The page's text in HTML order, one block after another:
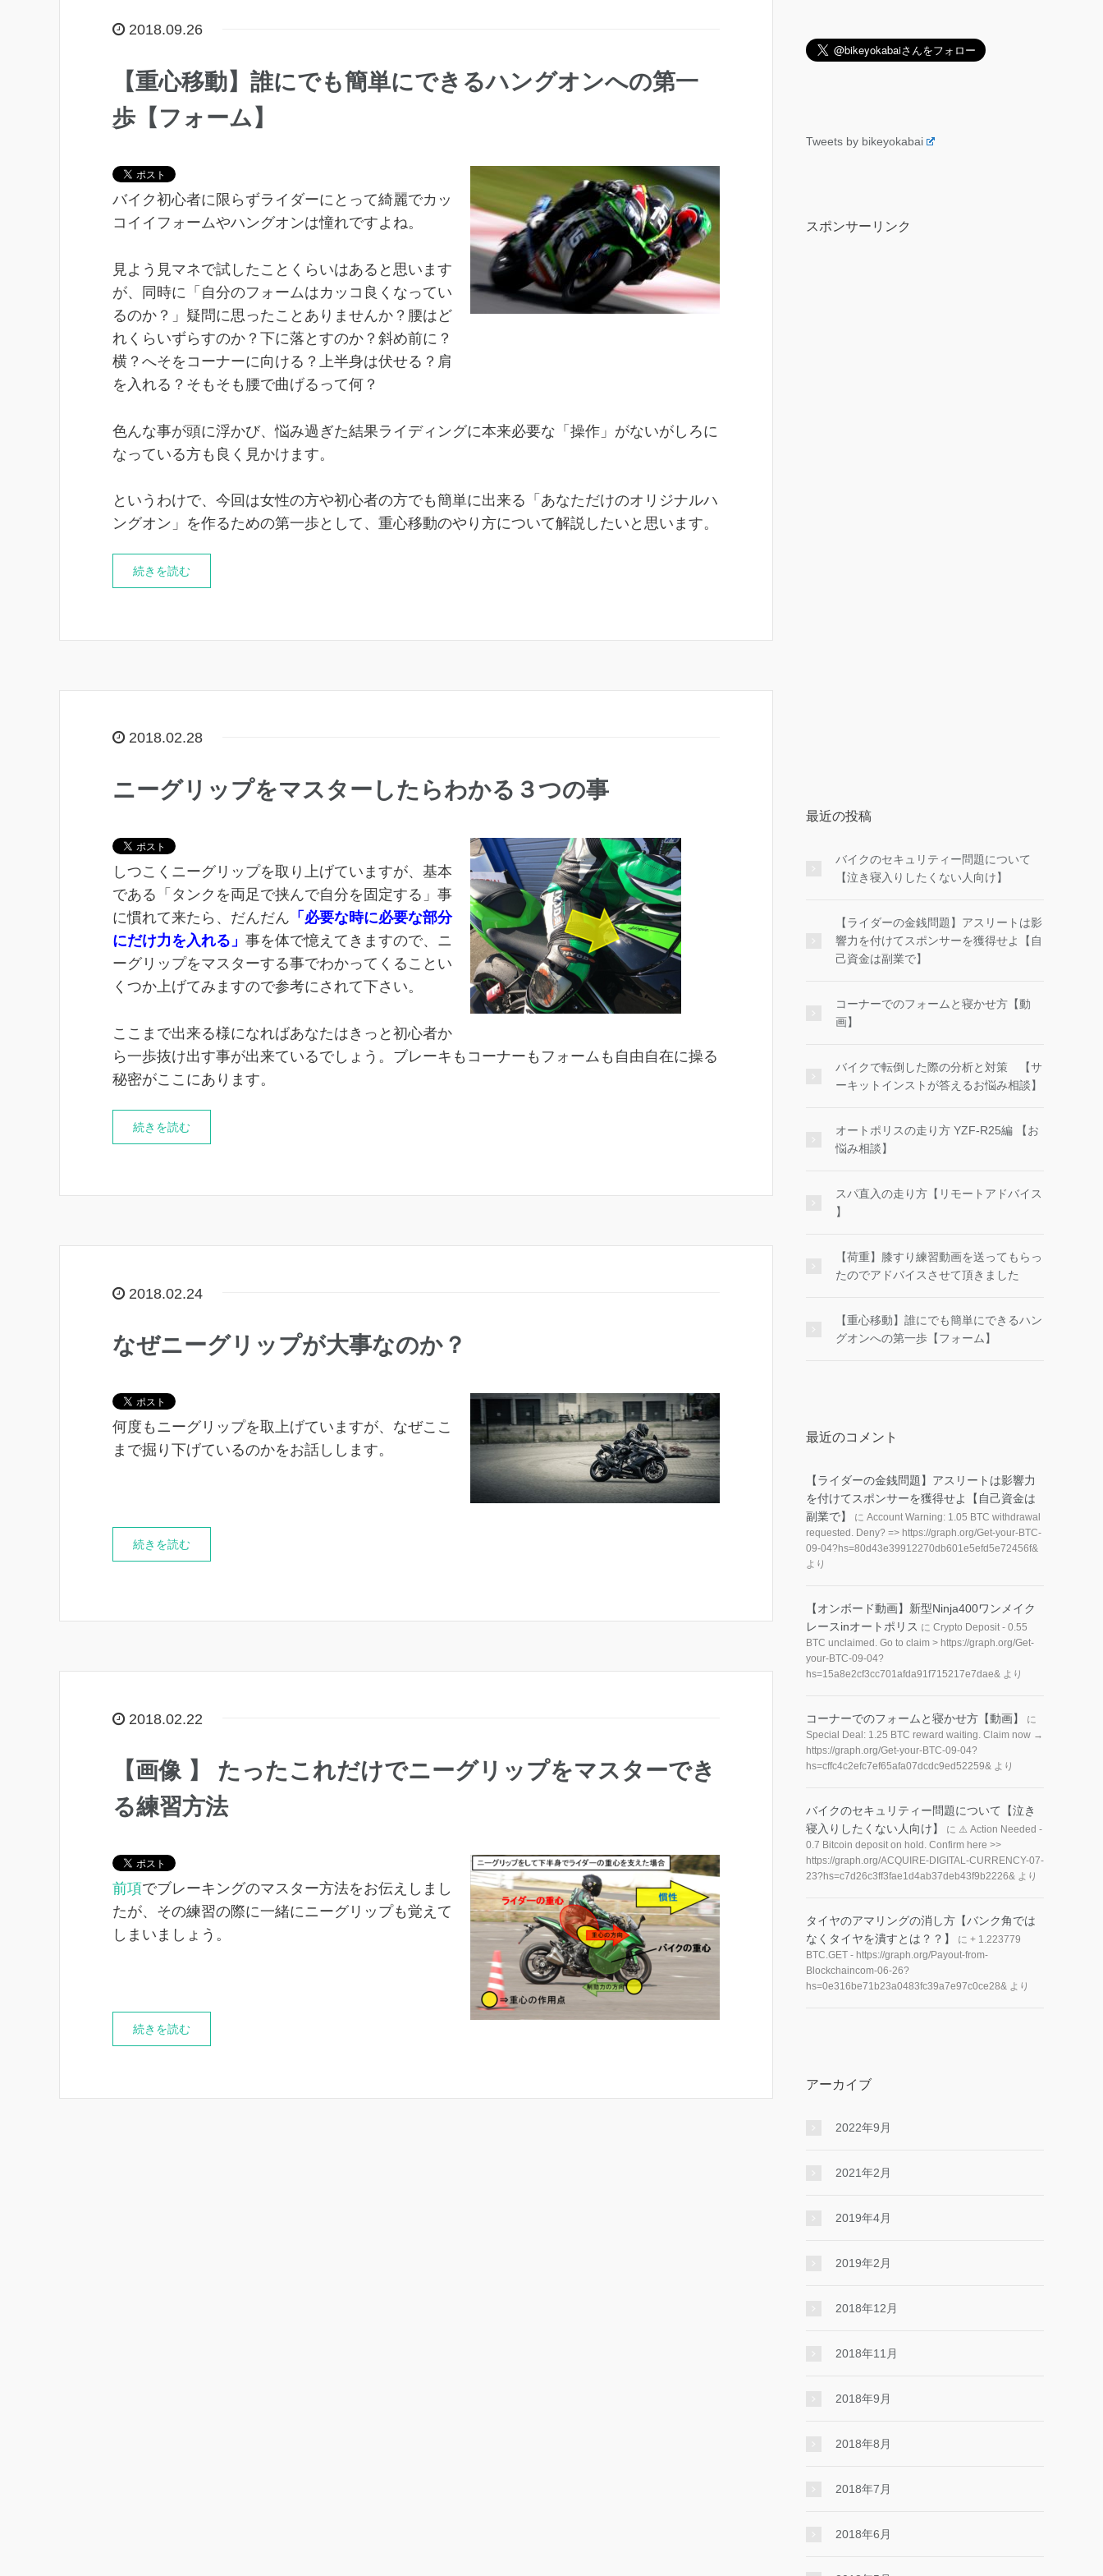
2018.09.26
【重心移動】誰にでも簡単にできるハングオンへの第一
歩【フォーム】
バイク初心者に限らずライダーにとって綺麗でカッ
コイイフォームやハングオンは憧れですよね。
見よう見マネで試したことくらいはあると思います
が、同時に「自分のフォームはカッコ良くなってい
るのか？」疑問に思ったことありませんか？腰はど
れくらいずらすのか？下に落とすのか？斜め前に？
横？へそをコーナーに向ける？上半身は伏せる？肩
を入れる？そもそも腰で曲げるって何？
色んな事が頭に浮かび、悩み過ぎた結果ライディングに本来必要な「操作」がないがしろに
なっている方も良く見かけます。
というわけで、今回は女性の方や初心者の方でも簡単に出来る「あなただけのオリジナルハ
ングオン」を作るための第一歩として、重心移動のやり方について解説したいと思います。
続きを読む
2018.02.28
ニーグリップをマスターしたらわかる３つの事
しつこくニーグリップを取り上げていますが、基本
である「タンクを両足で挟んで自分を固定する」事
に慣れて来たら、だんだん 「必要な時に必要な部分
にだけ力を入れる」 事を体で憶えてきますので、ニ
ーグリップをマスターする事でわかってくることい
くつか上げてみますので参考にされて下さい。
ここまで出来る様になればあなたはきっと初心者か
ら一歩抜け出す事が出来ているでしょう。ブレーキもコーナーもフォームも自由自在に操る
秘密がここにあります。
続きを読む
2018.02.24
なぜニーグリップが大事なのか？
何度もニーグリップを取上げていますが、なぜここ
まで掘り下げているのかをお話しします。
続きを読む
2018.02.22
【画像 】 たったこれだけでニーグリップをマスターでき
る練習方法
前項でブレーキングのマスター方法をお伝えしまし
たが、その練習の際に一緒にニーグリップも覚えて
しまいましょう。
続きを読む
Tweets by bikeyokabai
スポンサーリンク
最近の投稿
バイクのセキュリティー問題について
【泣き寝入りしたくない人向け】
【ライダーの金銭問題】アスリートは影
響力を付けてスポンサーを獲得せよ【自
己資金は副業で】
コーナーでのフォームと寝かせ方【動
画】
バイクで転倒した際の分析と対策 【サ
ーキットインストが答えるお悩み相談】
オートポリスの走り方 YZF-R25編 【お
悩み相談】
スパ直入の走り方【リモートアドバイス
】
【荷重】膝すり練習動画を送ってもらっ
たのでアドバイスさせて頂きました
【重心移動】誰にでも簡単にできるハン
グオンへの第一歩【フォーム】
最近のコメント
【ライダーの金銭問題】アスリートは影響力
を付けてスポンサーを獲得せよ【自己資金は
副業で】
に Account Warning: 1.05 BTC withdrawal
requested. Deny? => https://graph.org/Get-your-BTC-
09-04?hs=80d43e39912270db601e5efd5e72456f&
より
【オンボード動画】新型Ninja400ワンメイク
レースinオートポリス に Crypto Deposit - 0.55
BTC unclaimed. Go to claim > https://graph.org/Get-
your-BTC-09-04?
hs=15a8e2cf3cc701afda91f715217e7dae& より
コーナーでのフォームと寝かせ方【動画】
に
Special Deal: 1.25 BTC reward waiting. Claim now →
https://graph.org/Get-your-BTC-09-04?
hs=cffc4c2efc7ef65afa07dcdc9ed52259& より
バイクのセキュリティー問題について【泣き
寝入りしたくない人向け】
に ⚠️ Action Needed -
0.7 Bitcoin deposit on hold. Confirm here >>
https://graph.org/ACQUIRE-DIGITAL-CURRENCY-07-
23?hs=c7d26c3ff3fae1d4ab37deb43f9b2226& より
タイヤのアマリングの消し方【バンク角では
なくタイヤを潰すとは？？】
に + 1.223779
BTC.GET - https://graph.org/Payout-from-
Blockchaincom-06-26?
hs=0e316be71b23a0483fc39a7e97c0ce28& より
アーカイブ
2022年9月
2021年2月
2019年4月
2019年2月
2018年12月
2018年11月
2018年9月
2018年8月
2018年7月
2018年6月